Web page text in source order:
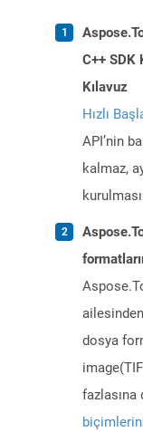
C++ SDK
Kılavuz
Hızlı
API’nin
kalmaz,
dosya
fazlasına